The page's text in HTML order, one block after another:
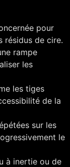
pour
résidus de cire.
rampe
les
les tiges
de la
sur les
le
à inertie ou de